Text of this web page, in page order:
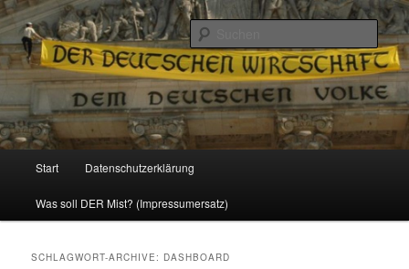
Reizzentrum
Politik, Wirtschaft, Soziales und Gesellschaft
Zum
Inhalt
Zum
sekundären
Start Datenschutzerklärung
Was soll DER Mist? (Impressumersatz)
SCHLAGWORT-ARCHIVE: DASHBOARD